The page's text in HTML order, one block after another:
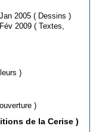
• Tome 2 : Les cerises sont dans le gâteau / Jan 2005 ( Dessins )
Couleurs )
Couverture )
détours de Song Jiang ( Editions de la Cerise )